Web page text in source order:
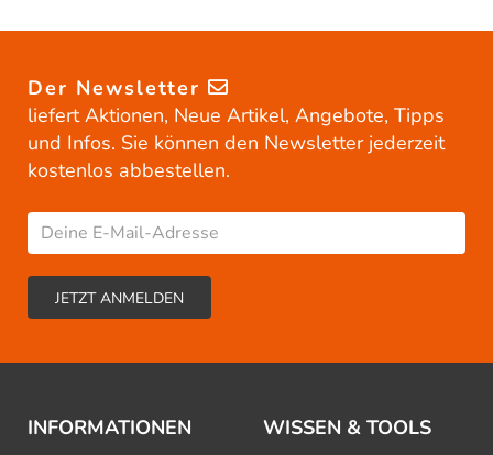
Der Newsletter
liefert Aktionen, Neue Artikel, Angebote, Tipps
und Infos. Sie können den Newsletter jederzeit
kostenlos abbestellen.
INFORMATIONEN WISSEN & TOOLS